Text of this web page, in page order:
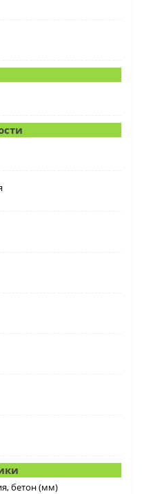
бетон (мм)